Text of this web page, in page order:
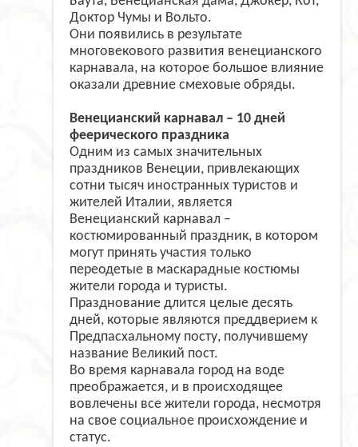
Доктор Чумы и Вольто.
Они появились в результате
многовекового развития венецианского
карнавала, на которое большое влияние
оказали древние смеховые обряды.
Венецианский карнавал – 10 дней
феерического праздника
Одним из самых значительных
праздников Венеции, привлекающих
сотни тысяч иностранных туристов и
жителей Италии, является
Венецианский карнавал –
костюмированный праздник, в котором
могут принять участия только
переодетые в маскарадные костюмы
жители города и туристы.
Празднование длится целые десять
дней, которые являются преддверием к
Предпасхальному посту, получившему
название Великий пост.
Во время карнавала город на воде
преображается, и в происходящее
вовлечены все жители города, несмотря
на свое социальное происхождение и
статус.